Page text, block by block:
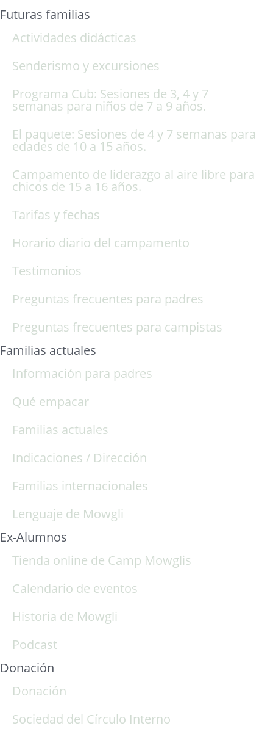
Futuras familias
Actividades didácticas
Senderismo y excursiones
Programa Cub: Sesiones de 3, 4 y 7
semanas para niños de 7 a 9 años.
El paquete: Sesiones de 4 y 7 semanas para
edades de 10 a 15 años.
Campamento de liderazgo al aire libre para
chicos de 15 a 16 años.
Tarifas y fechas
Horario diario del campamento
Testimonios
Preguntas frecuentes para padres
Preguntas frecuentes para campistas
Familias actuales
Información para padres
Qué empacar
Familias actuales
Indicaciones / Dirección
Familias internacionales
Lenguaje de Mowgli
Ex-Alumnos
Tienda online de Camp Mowglis
Calendario de eventos
Historia de Mowgli
Podcast
Donación
Donación
Sociedad del Círculo Interno